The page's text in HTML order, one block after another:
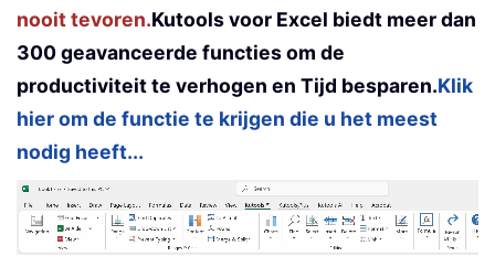
nooit tevoren.Kutools voor Excel biedt meer dan
300 geavanceerde functies om de
productiviteit te verhogen en Tijd besparen.Klik
hier om de functie te krijgen die u het meest
nodig heeft...